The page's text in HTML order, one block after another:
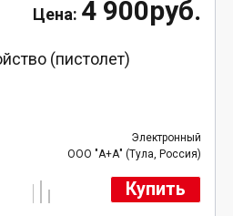
4 900руб.
(пистолет)
Электронный
ООО "А+А" (Тула, Россия)
Купить